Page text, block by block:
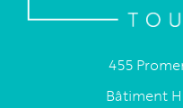
455
Bâtiment